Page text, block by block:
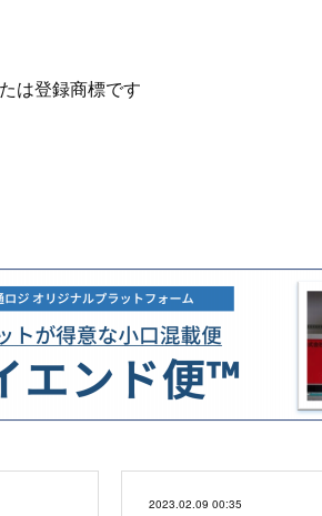
は登録商標です
2023.02.09 00:35